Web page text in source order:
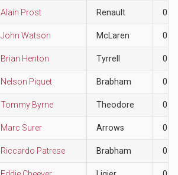
Alain Prost Renault 0
John Watson McLaren 0
Brian Henton Tyrrell 0
Nelson Piquet Brabham 0
Tommy Byrne Theodore 0
Marc Surer Arrows 0
Riccardo Patrese Brabham 0